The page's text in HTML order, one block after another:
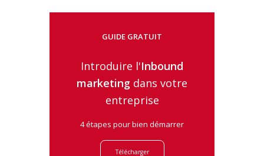
GUIDE GRATUIT
Introduire l'Inbound
marketing dans votre
entreprise
4 étapes pour bien démarrer
Télécharger